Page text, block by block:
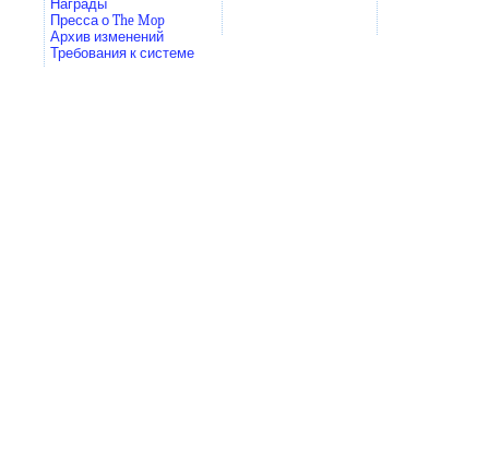
Награды
Пресса о The Mop
Архив изменений
Требования к системе